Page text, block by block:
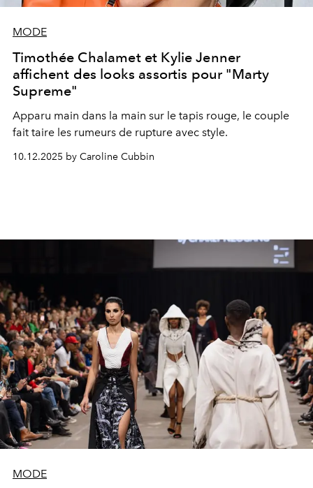
MODE
Timothée Chalamet et Kylie Jenner
affichent des looks assortis pour "Marty
Supreme"
Apparu main dans la main sur le tapis rouge, le couple
fait taire les rumeurs de rupture avec style.
10.12.2025 by Caroline Cubbin
MODE